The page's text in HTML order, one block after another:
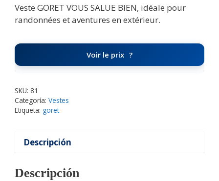
Veste GORET VOUS SALUE BIEN, idéale pour
randonnées et aventures en extérieur.
Voir le prix
SKU: 81
Categoría: Vestes
Etiqueta: goret
Descripción
Descripción